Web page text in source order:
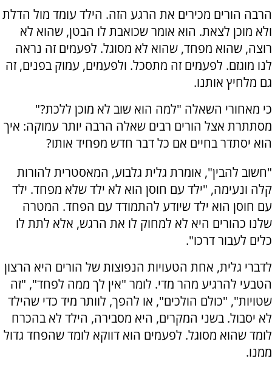
הרבה הורים מכירים את הרגע הזה. הילד עומד מול הדלת
ולא מוכן לצאת. הוא אומר שכואבת לו הבטן, שהוא לא
רוצה, שהוא מפחד, שהוא לא מסוגל. לפעמים זה נראה
לנו מוגזם. לפעמים זה מתסכל. ולפעמים, עמוק בפנים, זה
גם מלחיץ אותנו.
כי מאחורי השאלה "למה הוא שוב לא מוכן ללכת?"
מסתתרת אצל הורים רבים שאלה הרבה יותר עמוקה: איך
הוא יסתדר בחיים אם כל דבר חדש מפחיד אותו?
"חשוב להבין", אומרת גלית גלבוע, המאסטרית להורות
קלה ונעימה, "ילד עם חוסן הוא לא ילד שלא מפחד. ילד
עם חוסן הוא ילד שיודע להתמודד עם הפחד. המטרה
שלנו כהורים היא לא למחוק לו את הרגש, אלא לתת לו
כלים לעבור דרכו".
לדברי גלית, אחת הטעויות הנפוצות של הורים היא הרצון
הטבעי להרגיע מהר מדי. לומר "אין לך ממה לפחד", "זה
שטויות", "כולם הולכים", או להפך, לוותר מיד כדי שהילד
לא יסבול. בשני המקרים, היא מסבירה, הילד לא בהכרח
לומד שהוא מסוגל. לפעמים הוא דווקא לומד שהפחד גדול
ממנו.